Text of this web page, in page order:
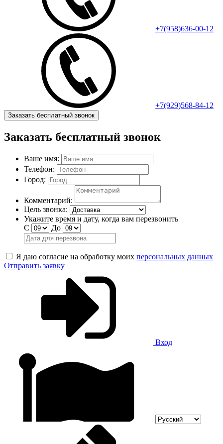
+7(958)636-00-12
+7(929)568-84-12
Заказать бесплатный звонок
Заказать бесплатный звонок
Ваше имя:
Телефон:
Город:
Комментарий:
Цель звонка:
Укажите время и дату, когда вам перезвонить
С
До
Я даю согласие на обработку моих персональных данных
Отправить заявку
Вход